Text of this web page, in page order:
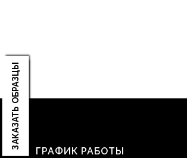
ЗАКАЗАТЬ ОБРАЗЦЫ
ГРАФИК РАБОТЫ